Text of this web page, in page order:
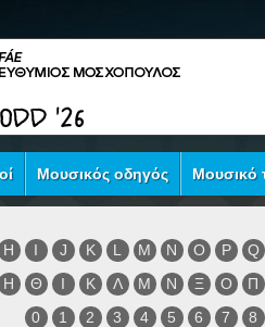
Μουσικός οδηγός Μουσικό
H I J K L M N O P
Q
Η Θ Ι Κ Λ Μ Ν Ξ Ο
Π
0
1 2 3 4 5 6 7 8